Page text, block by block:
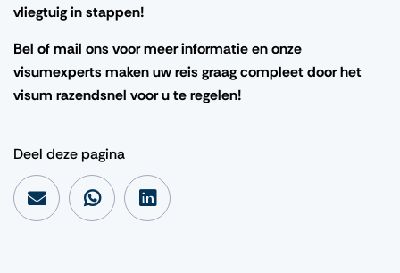
vliegtuig in stappen!
Bel of mail ons voor meer informatie en onze
visumexperts maken uw reis graag compleet door het
visum razendsnel voor u te regelen!
Deel deze pagina